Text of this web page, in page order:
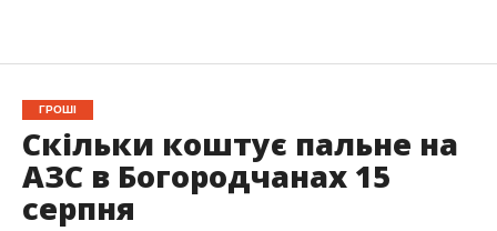
ГРОШІ
Скільки коштує пальне на
АЗС в Богородчанах 15
серпня